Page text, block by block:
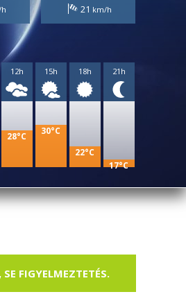
21
12h
28°C
15h
30°C
18h
22°C
21h
17°C
FIGYELMEZTETÉS.